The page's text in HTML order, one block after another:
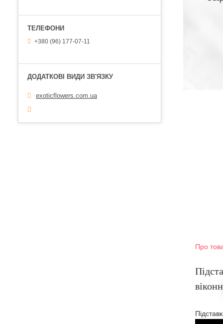
Про
+380 (96) 177-07-11
exoticflowers.com.ua